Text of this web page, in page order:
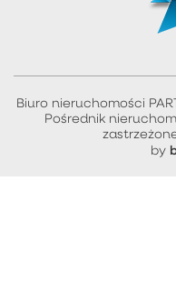
Biuro nieruchomości
Pośrednik
by